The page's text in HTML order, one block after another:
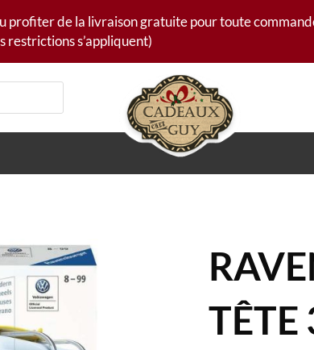
profiter de la livraison gratuite pour toute
restrictions s’appliquent)
TÊTE